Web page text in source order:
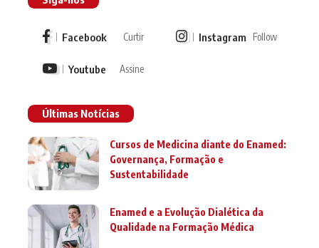
Facebook Curtir Instagram Follow
Youtube Assine
Últimas Notícias
Cursos de Medicina diante do Enamed:
Governança, Formação e
Sustentabilidade
Enamed e a Evolução Dialética da
Qualidade na Formação Médica